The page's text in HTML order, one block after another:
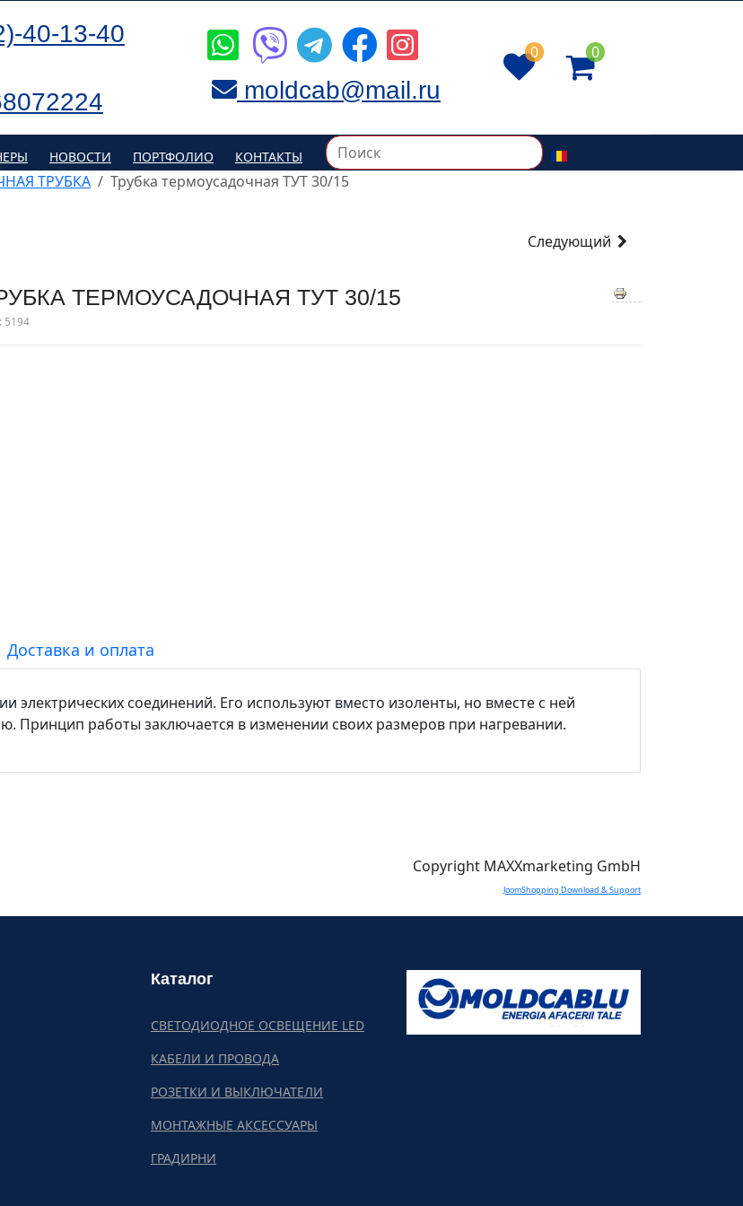
40-13-40
moldcab@mail.ru
0 0
НОВОСТИ ПОРТФОЛИО КОНТАКТЫ
ТРУБКА Трубка термоусадочная ТУТ 30/15
Следующий
ТЕРМОУСАДОЧНАЯ ТУТ 30/15
5194
Доставка и оплата
электрических соединений. Его используют вместо изоленты, но вместе с ней
Принцип работы заключается в изменении своих размеров при нагревании.
Copyright MAXXmarketing GmbH
JoomShopping Download & Support
Каталог
СВЕТОДИОДНОЕ ОСВЕЩЕНИЕ LED
КАБЕЛИ И ПРОВОДА
РОЗЕТКИ И ВЫКЛЮЧАТЕЛИ
МОНТАЖНЫЕ АКСЕССУАРЫ
ГРАДИРНИ